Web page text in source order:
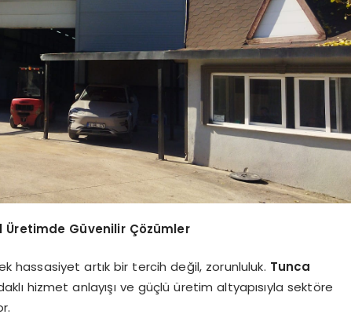
Üretimde Güvenilir Çözümler
hassasiyet artık bir tercih değil, zorunluluk. Tunca
hizmet anlayışı ve güçlü üretim altyapısıyla sektöre